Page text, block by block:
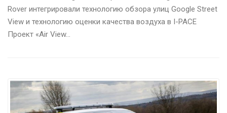
Rover интегрировали технологию обзора улиц Google Street
View и технологию оценки качества воздуха в I-PACE
Проект «Air View…